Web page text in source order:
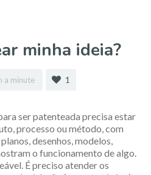
minha ideia?
a minute 1
ser patenteada precisa estar
processo ou método, com
desenhos, modelos,
o funcionamento de algo.
É preciso atender os